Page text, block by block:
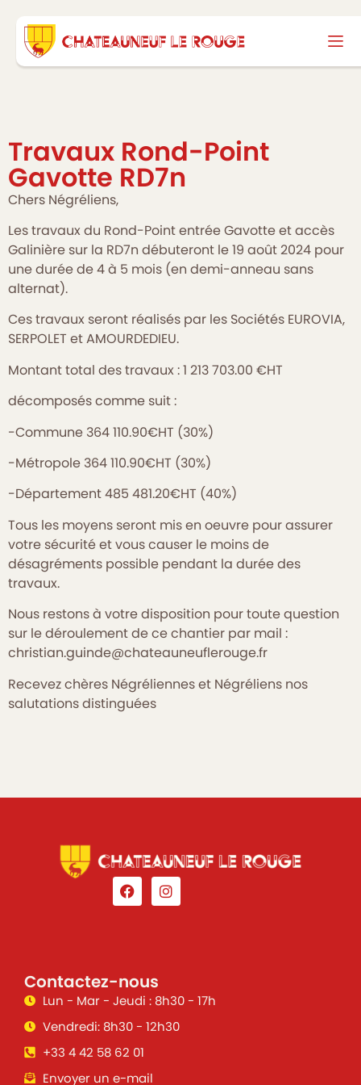
Travaux Rond-Point
Gavotte RD7n
Chers Négréliens,
Les travaux du Rond-Point entrée Gavotte et accès
Galinière sur la RD7n débuteront le 19 août 2024 pour
une durée de 4 à 5 mois (en demi-anneau sans
alternat).
Ces travaux seront réalisés par les Sociétés EUROVIA,
SERPOLET et AMOURDEDIEU.
Montant total des travaux : 1 213 703.00 €HT
décomposés comme suit :
-Commune 364 110.90€HT (30%)
-Métropole 364 110.90€HT (30%)
-Département 485 481.20€HT (40%)
Tous les moyens seront mis en oeuvre pour assurer
votre sécurité et vous causer le moins de
désagréments possible pendant la durée des
travaux.
Nous restons à votre disposition pour toute question
sur le déroulement de ce chantier par mail :
christian.guinde@chateauneuflerouge.fr
Recevez chères Négréliennes et Négréliens nos
salutations distinguées
Contactez-nous
Lun - Mar - Jeudi : 8h30 - 17h
Vendredi: 8h30 - 12h30
+33 4 42 58 62 01
Envoyer un e-mail